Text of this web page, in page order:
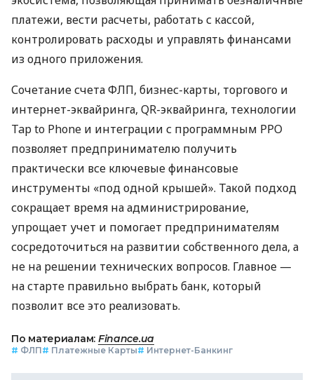
платежи, вести расчеты, работать с кассой,
контролировать расходы и управлять финансами
из одного приложения.
Сочетание счета ФЛП, бизнес-карты, торгового и
интернет-эквайринга, QR-эквайринга, технологии
Tap to Phone и интеграции с программным РРО
позволяет предпринимателю получить
практически все ключевые финансовые
инструменты «под одной крышей». Такой подход
сокращает время на администрирование,
упрощает учет и помогает предпринимателям
сосредоточиться на развитии собственного дела, а
не на решении технических вопросов. Главное —
на старте правильно выбрать банк, который
позволит все это реализовать.
По материалам: Finance.ua
# ФЛП# Платежные Карты# Интернет-Банкинг